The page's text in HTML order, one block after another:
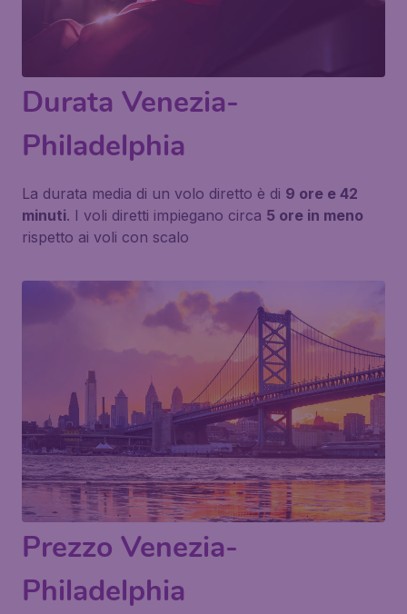
Durata Venezia-
Philadelphia
La durata media di un volo diretto è di 9 ore e 42
minuti. I voli diretti impiegano circa 5 ore in meno
rispetto ai voli con scalo
Prezzo Venezia-
Philadelphia